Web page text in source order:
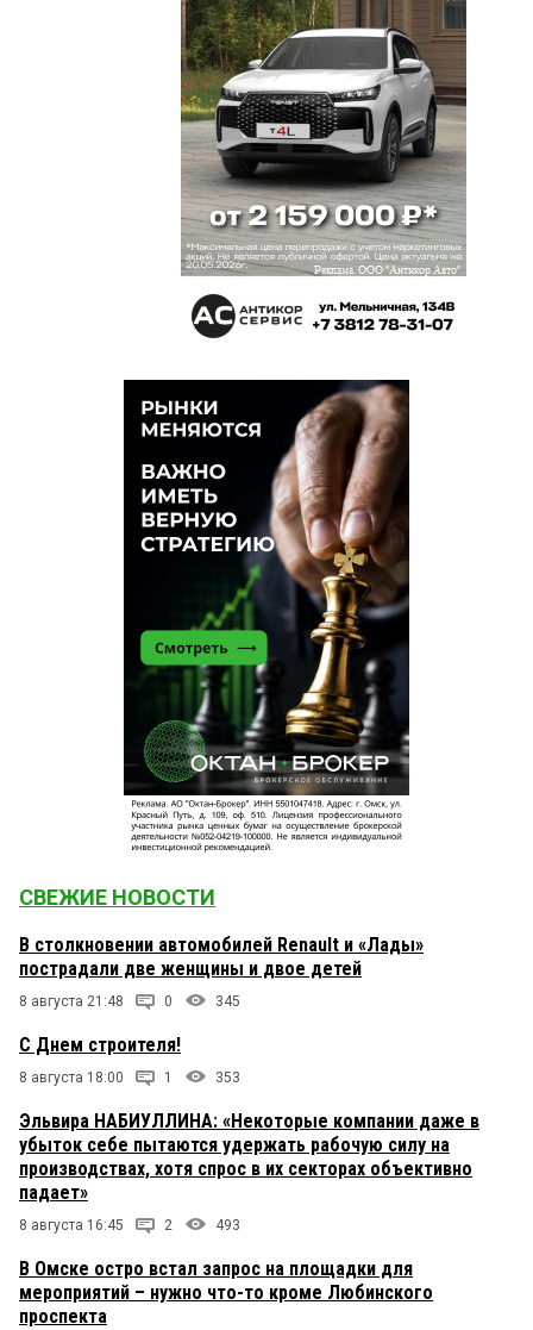
СВЕЖИЕ НОВОСТИ
В столкновении автомобилей Renault и «Лады»
пострадали две женщины и двое детей
8 августа 21:48 0 345
С Днем строителя!
8 августа 18:00 1 353
Эльвира НАБИУЛЛИНА: «Некоторые компании даже в
убыток себе пытаются удержать рабочую силу на
производствах, хотя спрос в их секторах объективно
падает»
8 августа 16:45 2 493
В Омске остро встал запрос на площадки для
мероприятий – нужно что-то кроме Любинского
проспекта